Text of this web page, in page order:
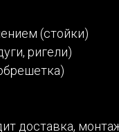
(стойки)
ригели)
доставка,